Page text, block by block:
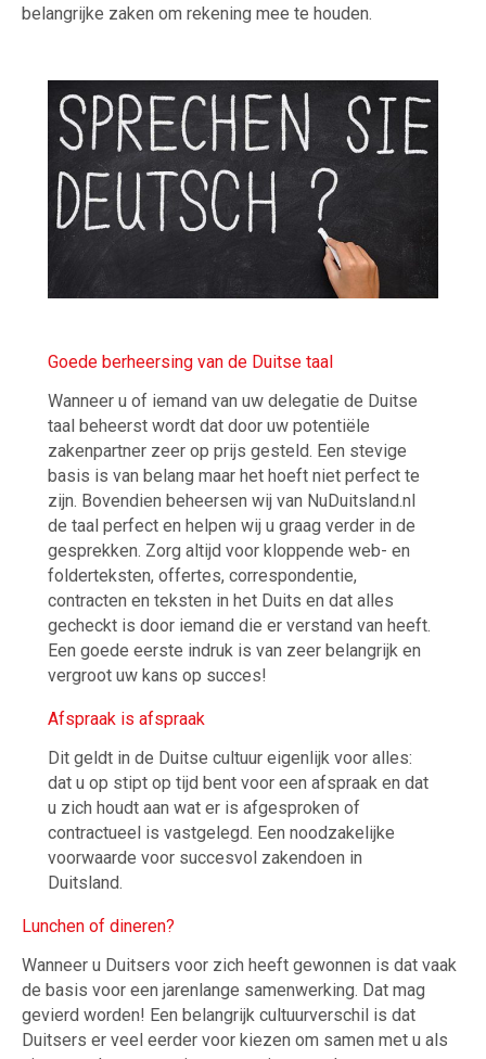
belangrijke zaken om rekening mee te houden.
Goede berheersing van de Duitse taal
Wanneer u of iemand van uw delegatie de Duitse
taal beheerst wordt dat door uw potentiële
zakenpartner zeer op prijs gesteld. Een stevige
basis is van belang maar het hoeft niet perfect te
zijn. Bovendien beheersen wij van NuDuitsland.nl
de taal perfect en helpen wij u graag verder in de
gesprekken. Zorg altijd voor kloppende web- en
folderteksten, offertes, correspondentie,
contracten en teksten in het Duits en dat alles
gecheckt is door iemand die er verstand van heeft.
Een goede eerste indruk is van zeer belangrijk en
vergroot uw kans op succes!
Afspraak is afspraak
Dit geldt in de Duitse cultuur eigenlijk voor alles:
dat u op stipt op tijd bent voor een afspraak en dat
u zich houdt aan wat er is afgesproken of
contractueel is vastgelegd. Een noodzakelijke
voorwaarde voor succesvol zakendoen in
Duitsland.
Lunchen of dineren?
Wanneer u Duitsers voor zich heeft gewonnen is dat vaak
de basis voor een jarenlange samenwerking. Dat mag
gevierd worden! Een belangrijk cultuurverschil is dat
Duitsers er veel eerder voor kiezen om samen met u als